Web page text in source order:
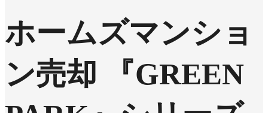
ホームズマンショ
ン売却 『GREEN